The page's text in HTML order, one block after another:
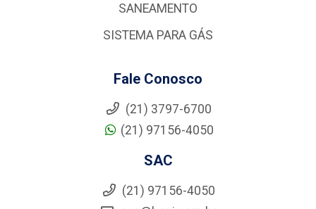
SANEAMENTO
SISTEMA PARA GÁS
Fale Conosco
(21) 3797-6700
(21) 97156-4050
SAC
(21) 97156-4050